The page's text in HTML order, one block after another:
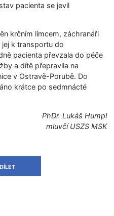
pacienta se jevil
krčním límcem, záchranáři
k transportu do
pacienta převzala do péče
a dítě přepravila na
v Ostravě-Porubě. Do
krátce po sedmnácté
PhDr. Lukáš Humpl
mluvčí USZS MSK